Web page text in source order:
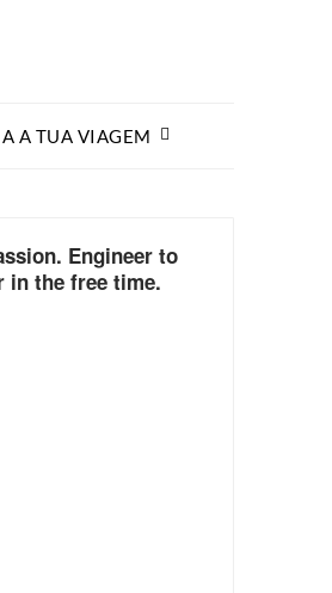
A TUA VIAGEM
Engineer to
in the free time.